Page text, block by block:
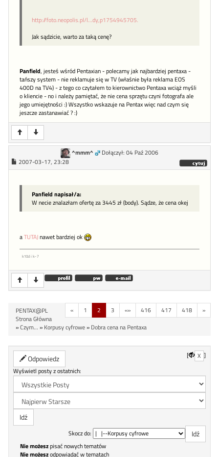
http://foto.neopolis.pl/l...dy,p1754945705.
Jak sądzicie, warto za taką cenę?
Panfield, jesteś wśród Pentaxian - polecamy jak najbardziej pentaxa -
tańszy system - nie reklamuje się w TV (właśnie była reklama EOS
400D na TV4) - z tego co czytałem to kierownictwo Pentaxa wciąż myśli
o kliencie - no i należy pamiętać, że nie cena sprzętu czyni fotografa ale
jego umiejętności :) Wszystko wskazuje na Pentax więc nad czym się
jeszcze zastanawiać ? :)
^mmm^
Dołączył: 04 Paź 2006
2007-03-17, 23:28
Panfield napisał/a:
W necie znalazłam ofertę za 3445 zł (body). Sądze, że cena okej
aTUTAJnawet bardziej ok
k10d i k-7
« 1 2 3 «» 416 417 418 »
PENTAX@PL
Strona Główna
»Czym... » Korpusy cyfrowe» Dobra cena na Pentaxa
Odpowiedz [ X ]
Wyświetl posty z ostatnich:
Skocz do:
Nie możeszpisać nowych tematów
Nie możeszodpowiadać w tematach